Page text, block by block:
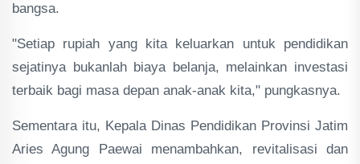
bangsa.
"Setiap rupiah yang kita keluarkan untuk pendidikan
sejatinya bukanlah biaya belanja, melainkan investasi
terbaik bagi masa depan anak-anak kita," pungkasnya.
Sementara itu, Kepala Dinas Pendidikan Provinsi Jatim
Aries Agung Paewai menambahkan, revitalisasi dan